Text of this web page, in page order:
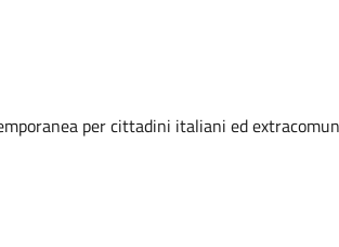
per cittadini italiani ed